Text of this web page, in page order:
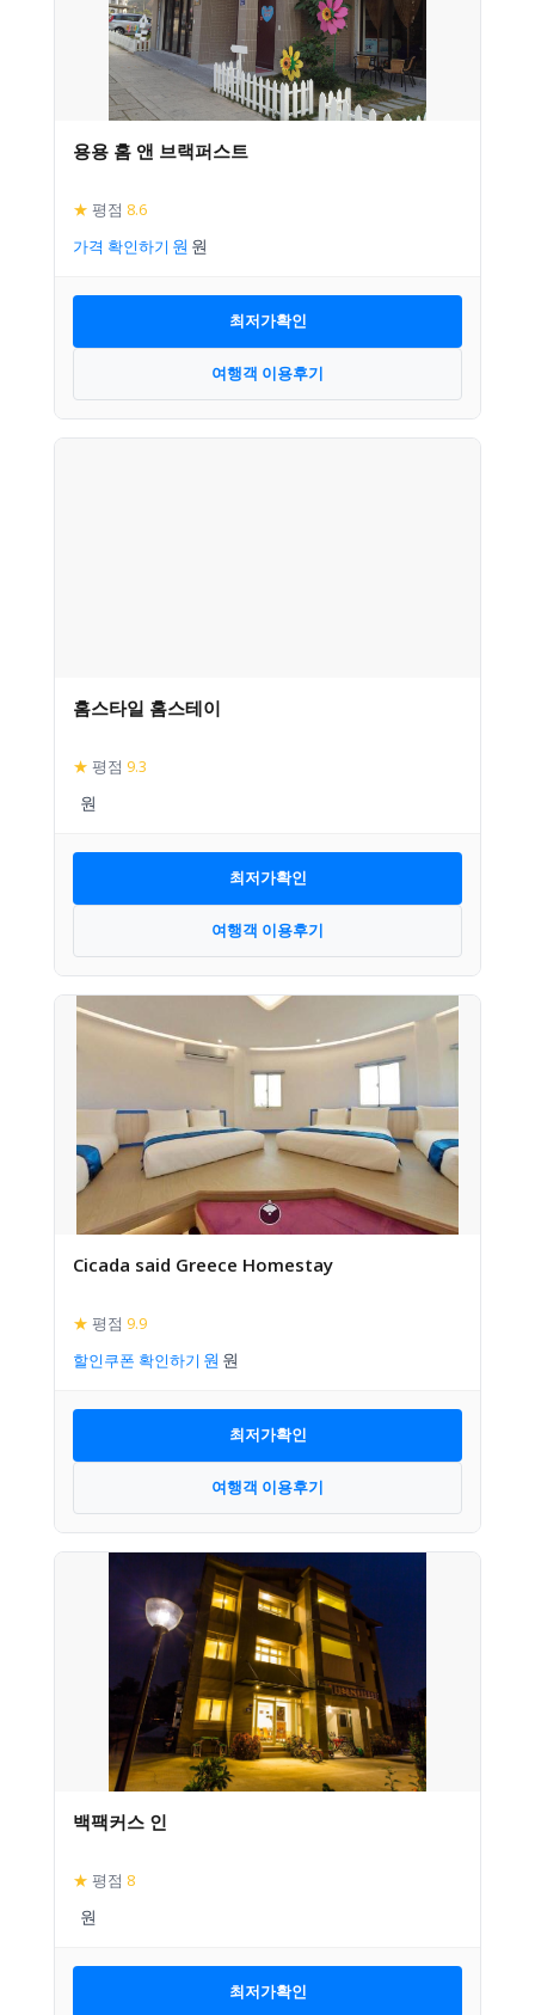
용용 홈 앤 브랙퍼스트
★ 평점 8.6
가격 확인하기
최저가확인
여행객 이용후기
홈스타일 홈스테이
★ 평점 9.3
최저가확인
여행객 이용후기
Cicada said Greece Homestay
★ 평점 9.9
할인쿠폰 확인하기
최저가확인
여행객 이용후기
백팩커스 인
★ 평점 8
최저가확인